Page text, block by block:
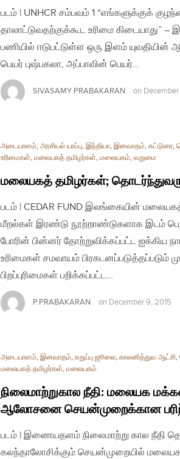
படம் | UNHCR சம்பவம் 1 “எங்களுக்குக்
தாலாட்டுவதற்குக்கூட உரிமை கிடையாது”
பணியில் ஈடுபட்டுள்ள ஒரு இளம்
பெயர் புஷ்பகலா, அப்பாவின் பெயர்…
SIVASAMY PRABAKARAN on
அடையாளம், அரசியல் யாப்பு, இந்தியா, இனவாதம், கட்டுரை,
உரிமைகள், மலையகத் தமிழர்கள், மலையகம், வறுமை
மலையகத் தமிழர்கள்;
படம் | CEDAR FUND இலங்கையின்
மீறல்கள் இரண்டு நூற்றாண்டுகளாக இடம்
போரின் பின்னர் தோற்றுவிக்கப்பட்ட ஐக்கிய
உரிமைகள் சமவாயம்
பிறப்புரிமைகள் பறிக்கப்பட்ட…
P.PRABAKARAN on December 9, 2015
அடையாளம், இனவாதம், கறுப்பு ஜூலை, காலனித்துவ ஆட்சி,
மலையகத் தமிழர்கள், மலையகம்
நிலைமாற்றுகால நீதி: மலையக
ஆலோசனை செயன்முறைக்கான
படம் | இணையதளம் நிலைமாற்று கால நீதி
கலந்தாலோசிக்கும் செயன்முறையில்